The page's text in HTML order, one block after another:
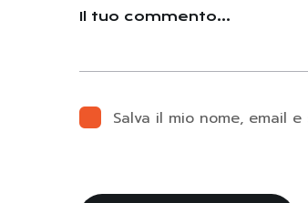
Salva il mio nome, email